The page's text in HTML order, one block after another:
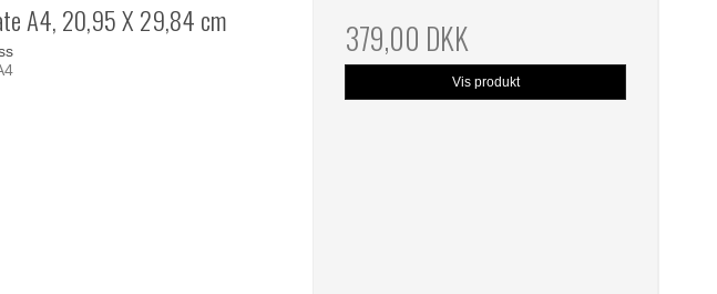
A4, 20,95 X 29,84 cm 379,00 DKK
Vis produkt